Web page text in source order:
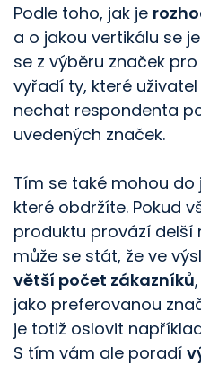
Podle toho, jak je
a o jakou vertikálu se
se z výběru značek
vyřadí ty, které
nechat respondenta
uvedených značek.
Tím se také mohou do
které obdržíte. Pokud
produktu provází delší
může se stát, že ve
větší počet zákazníků
jako preferovanou
je totiž oslovit
S tím vám ale poradí